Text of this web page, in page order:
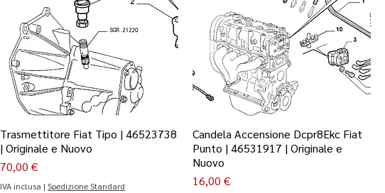
Trasmettitore Fiat Tipo | 46523738
| Originale e Nuovo
Prezzo
70,00 €
IVA inclusa | Spedizione Standard
Candela Accensione Dcpr8Ekc Fiat
Punto | 46531917 | Originale e
Nuovo
Prezzo
16,00 €